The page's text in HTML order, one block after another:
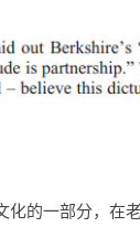
的一部分，在